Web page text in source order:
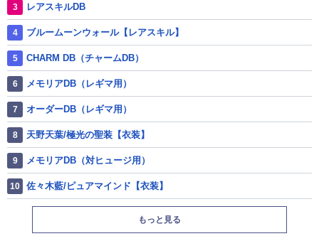
レアスキルDB
ブルームーンウォール【レアスキル】
CHARM DB（チャームDB）
メモリアDB（レギマ用）
オーダーDB（レギマ用）
天野天葉/極光の聖装【衣装】
メモリアDB（対ヒュージ用）
佐々木藍/ピュアマインド【衣装】
もっと見る